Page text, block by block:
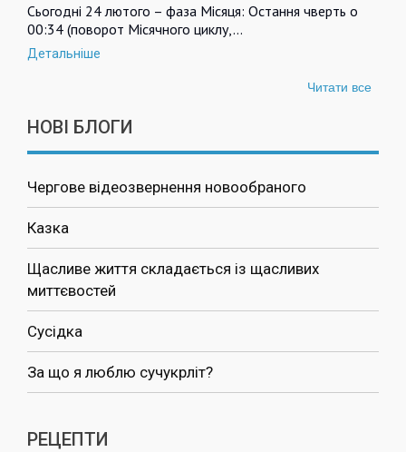
Сьогодні 24 лютого – фаза Місяця: Остання чверть о
00:34 (поворот Місячного циклу,…
Детальніше
Читати все
НОВІ БЛОГИ
Чергове відеозвернення новообраного
Казка
Щасливе життя складається із щасливих
миттєвостей
Сусідка
За що я люблю сучукрліт?
РЕЦЕПТИ